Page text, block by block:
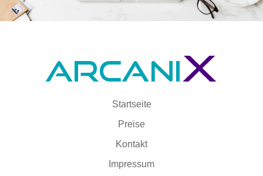
Startseite
Preise
Kontakt
Impressum